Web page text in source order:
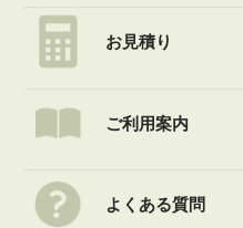
お見積り
ご利用案内
よくある質問